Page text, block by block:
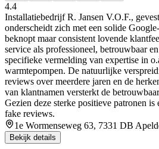
4.4
Installatiebedrijf R. Jansen V.O.F.,
onderscheidt zich met een solide
beknopt maar consistent lovende
service als professioneel, betrouwbaar
specifieke vermelding van expertise in
warmtepompen. De natuurlijke
reviews over meerdere jaren en de
van klantnamen versterkt de
Gezien deze sterke positieve patronen
fake reviews.
1e Wormenseweg 63, 7331 DB
Bekijk details